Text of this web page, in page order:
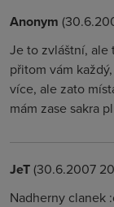
Anonym
Je to zvláštní, ale
přitom vám
více, ale zato
mám zase sakra
JeT(30.6.2007
Nadherny clanek